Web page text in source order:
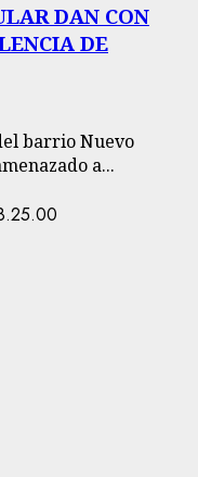
DAN CON
DE
barrio Nuevo
a...